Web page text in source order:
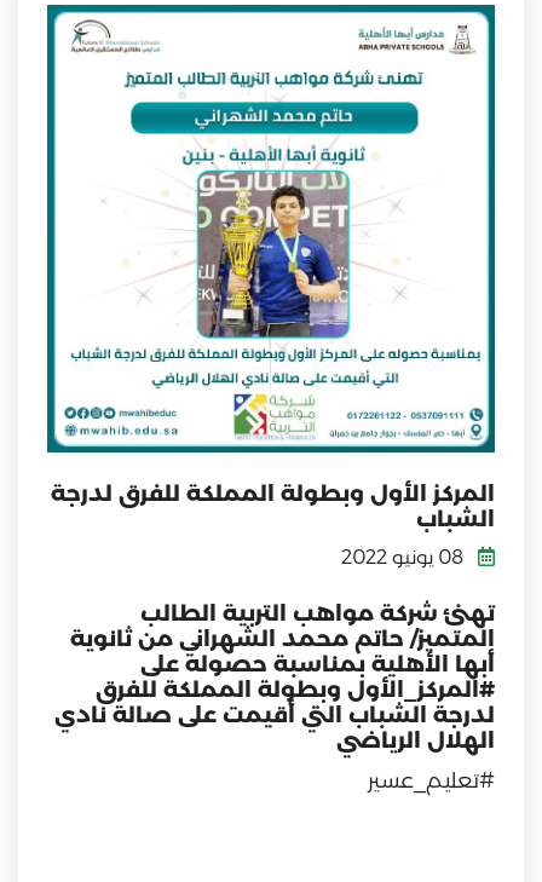
المركز الأول وبطولة المملكة للفرق لدرجة
الشباب
تهنئ شركة مواهب التربية الطالب
المتميز/ حاتم محمد الشهراني من ثانوية
أبها الأهلية بمناسبة حصوله على
#المركز_الأول وبطولة المملكة للفرق
لدرجة الشباب التي أقيمت على صالة نادي
الهلال الرياضي
#تعليم_عسير